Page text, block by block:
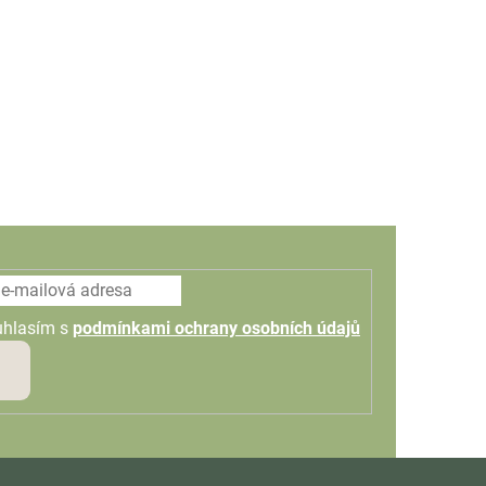
s podmínkami ochrany osobních údajů
SE